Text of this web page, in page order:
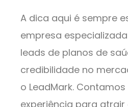
A dica aqui é sempre
empresa
leads de planos de
credibilidade no
o LeadMark.
experiência para atrair